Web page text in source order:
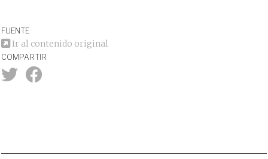
FUENTE
Ir al contenido original
COMPARTIR